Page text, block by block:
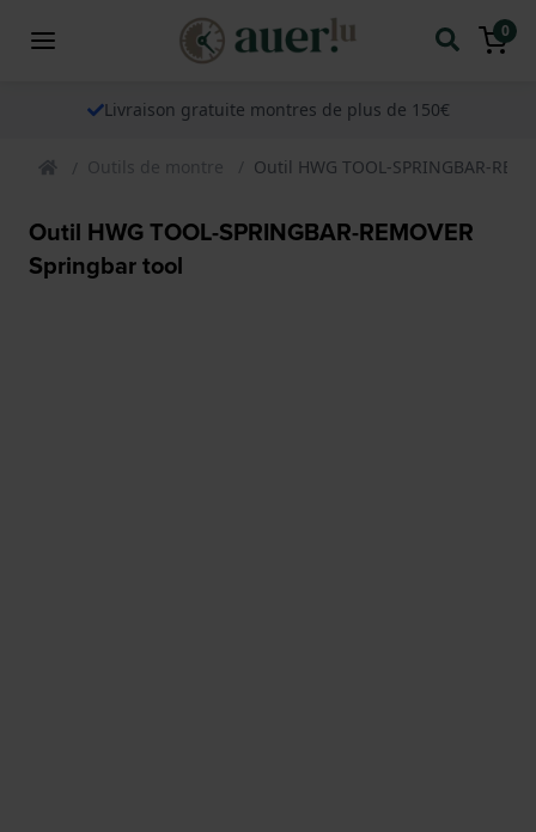
0
Livraison gratuite montres de plus de 150€
Outils de montre Outil HWG TOOL-SPRINGBAR-
Outil HWG TOOL-SPRINGBAR-REMOVER
Springbar tool